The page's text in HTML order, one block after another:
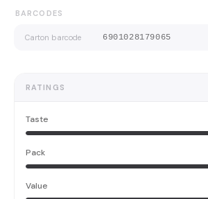
BARCODES
Carton barcode 6901028179065
RATINGS
Taste
Pack
Value